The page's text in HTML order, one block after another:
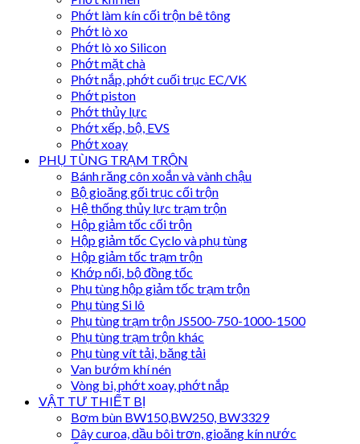
Phớt làm kín cối trộn bê tông
Phớt lò xo
Phớt lò xo Silicon
Phớt mặt chà
Phớt nắp, phớt cuối trục EC/VK
Phớt piston
Phớt thủy lực
Phớt xếp, bộ, EVS
Phớt xoay
PHỤ TÙNG TRẠM TRỘN
Bánh răng côn xoắn và vành chậu
Bộ gioăng gối trục cối trộn
Hệ thống thủy lực trạm trộn
Hộp giảm tốc cối trộn
Hộp giảm tốc Cyclo và phụ tùng
Hộp giảm tốc trạm trộn
Khớp nối, bộ đồng tốc
Phụ tùng hộp giảm tốc trạm trộn
Phụ tùng Si lô
Phụ tùng trạm trộn JS500-750-1000-1500
Phụ tùng trạm trộn khác
Phụ tùng vít tải, băng tải
Van bướm khí nén
Vòng bi, phớt xoay, phớt nắp
VẬT TƯ THIẾT BỊ
Bơm bùn BW150,BW250, BW3329
Dây curoa, dầu bôi trơn, gioăng kín nước